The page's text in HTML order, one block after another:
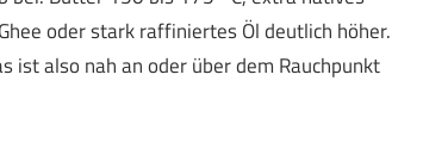
oder stark raffiniertes Öl deutlich höher.
ist also nah an oder über dem Rauchpunkt